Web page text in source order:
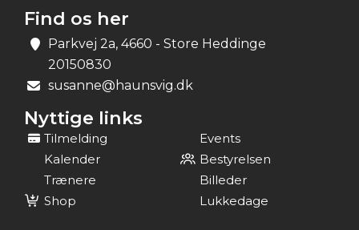
Find os her
Parkvej 2a, 4660 - Store Heddinge
20150830
susanne@haunsvig.dk
Nyttige links
Tilmelding
Events
Kalender
Bestyrelsen
Trænere
Billeder
Shop
Lukkedage